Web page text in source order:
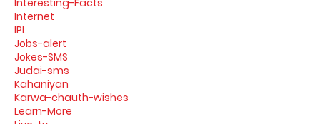
Internet
IPL
Jobs-alert
Jokes-SMS
Judai-sms
Kahaniyan
Karwa-chauth-wishes
Learn-More